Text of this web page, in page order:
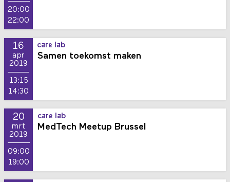
20:00
22:00
16
apr
2019
13:15
14:30
care lab
Samen toekomst maken
20
mrt
2019
09:00
19:00
care lab
MedTech Meetup Brussel